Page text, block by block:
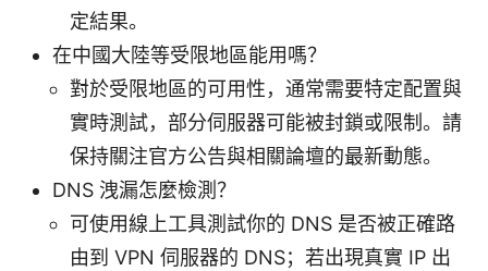
定結果。
在中國大陸等受限地區能用嗎？
對於受限地區的可用性，通常需要特定配置與
實時測試，部分伺服器可能被封鎖或限制。請
保持關注官方公告與相關論壇的最新動態。
DNS 洩漏怎麼檢測？
可使用線上工具測試你的 DNS 是否被正確路
由到 VPN 伺服器的 DNS；若出現真實 IP 出